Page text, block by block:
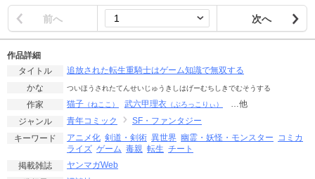
前へ 次へ
作品詳細
タイトル
追放された転生重騎士はゲーム知識で無双する
かな
ついほうされたてんせいじゅうきしはげーむちしきでむそうする
作家 猫子 （ねここ） 武六甲理衣 （ぶろっこりぃ）
…他
ジャンル
青年コミック
SF・ファンタジー
キーワード
アニメ化 剣道・剣術 異世界 幽霊・妖怪・モンスター コミカ
ライズ ゲーム 毒親 転生 チート
掲載雑誌
ヤンマガWeb